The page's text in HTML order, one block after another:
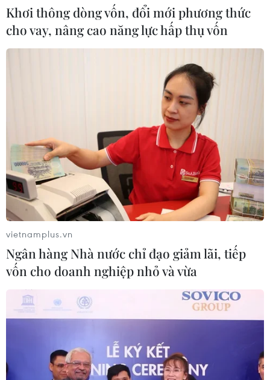
Khơi thông dòng vốn, đổi mới phương thức
cho vay, nâng cao năng lực hấp thụ vốn
vietnamplus.vn
Ngân hàng Nhà nước chỉ đạo giảm lãi, tiếp
vốn cho doanh nghiệp nhỏ và vừa